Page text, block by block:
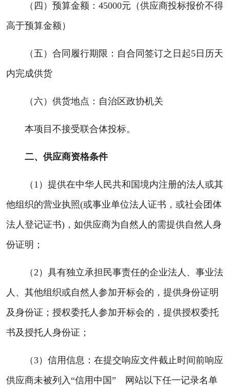
（四）预算金额：45000元（供应商投标报价不得
高于预算金额）
（五）合同履行期限：自合同签订之日起5日历天
内完成供货
（六）供货地点：自治区政协机关
本项目不接受联合体投标。
二、供应商资格条件
（1）提供在中华人民共和国境内注册的法人或其
他组织的营业执照(或事业单位法人证书，或社会团体
法人登记证书)，如供应商为自然人的需提供自然人身
份证明；
（2）具有独立承担民事责任的企业法人、事业法
人、其他组织或自然人参加开标会的，提供身份证明
及身份证；授权委托人参加开标会的，提供授权委托
书及授托人身份证；
（3）信用信息：在提交响应文件截止时间前响应
供应商未被列入“信用中国” 网站以下任一记录名单